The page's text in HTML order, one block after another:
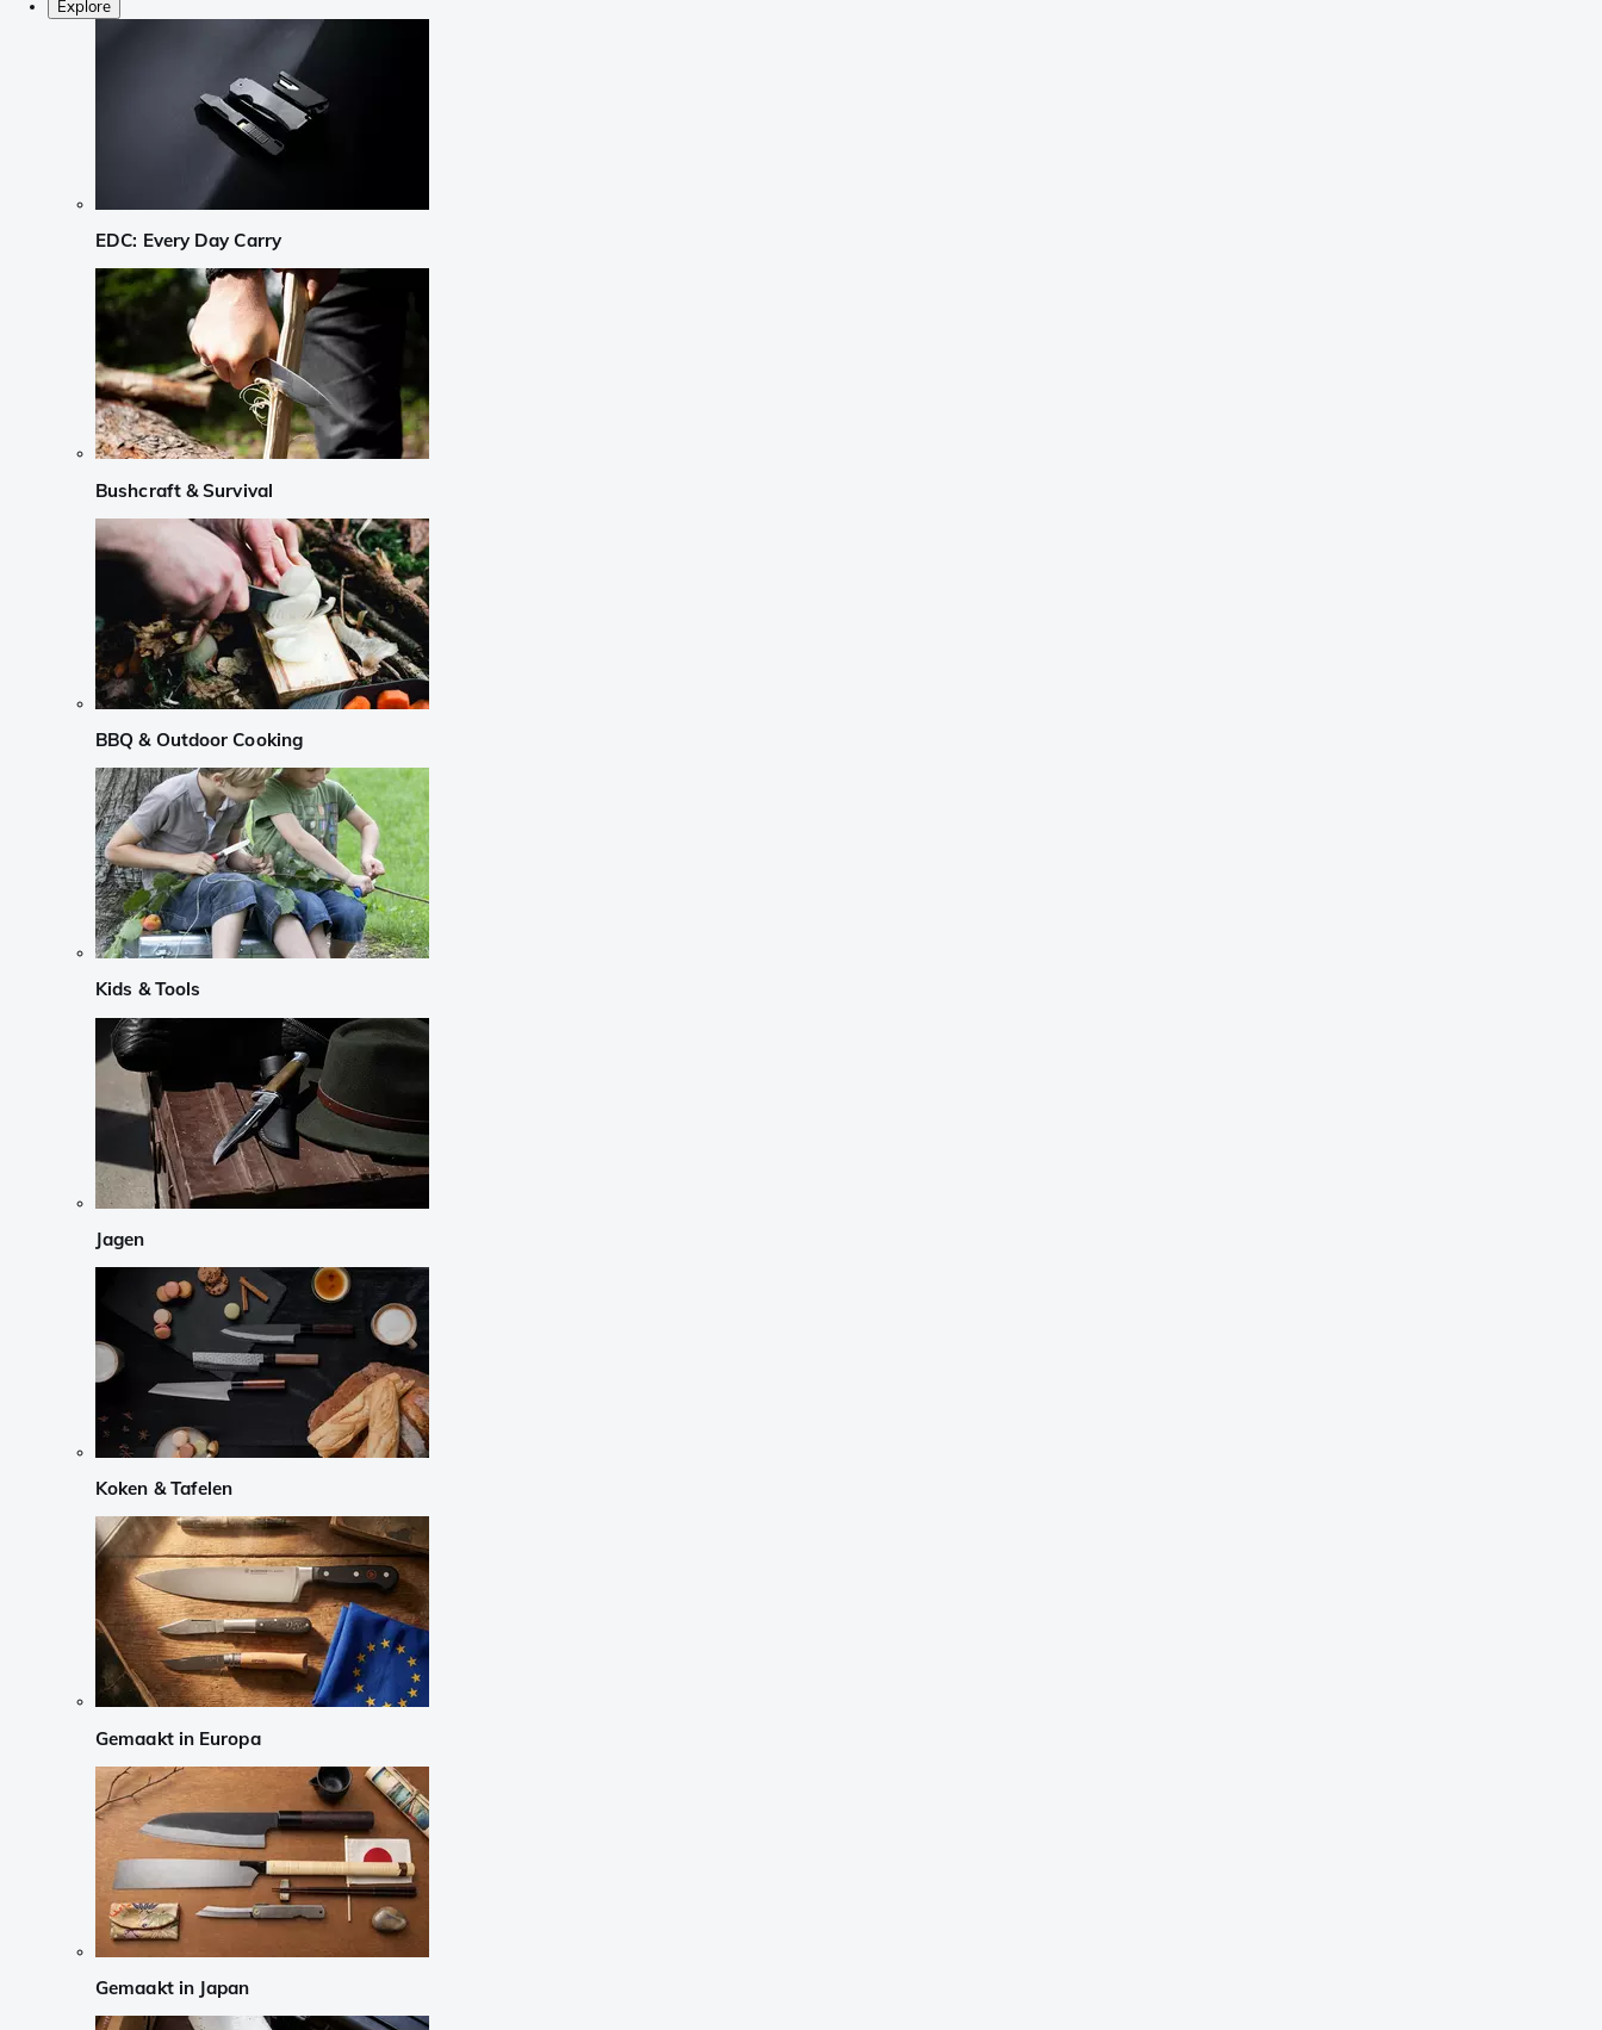
Explore
EDC: Every Day Carry
Bushcraft & Survival
BBQ & Outdoor Cooking
Kids & Tools
Jagen
Koken & Tafelen
Gemaakt in Europa
Gemaakt in Japan